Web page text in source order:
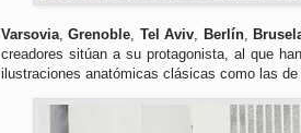
Varsovia,Grenoble, Tel Aviv, Berlín,
creadores sitúan a su protagonista, al que
ilustraciones anatómicas clásicas como las